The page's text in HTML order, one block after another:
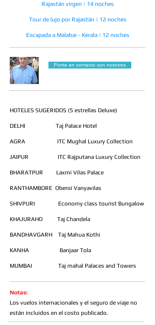
Rajastán virgen | 14 noches
Tour de lujo por Rajastán | 12 noches
Escapada a Malabar - Kerala | 12 noches
Ponte en contacto con nosotros
HOTELES SUGERIDOS (5 estrellas Deluxe)
DELHI Taj Palace Hotel
AGRA ITC Mughal Luxury Collection
JAIPUR ITC Rajputana Luxury Collection
BHARATPUR Laxmi Vilas Palace
RANTHAMBORE Oberoi Vanyavilas
SHIVPURI Economy class tourist Bungalow
KHAJURAHO Taj Chandela
BANDHAVGARH Taj Mahua Kothi
KANHA Banjaar Tola
MUMBAI Taj mahal Palaces and Towers
Notas:
Los vuelos internacionales y el seguro de viaje no
están incluidos en el costo publicado.